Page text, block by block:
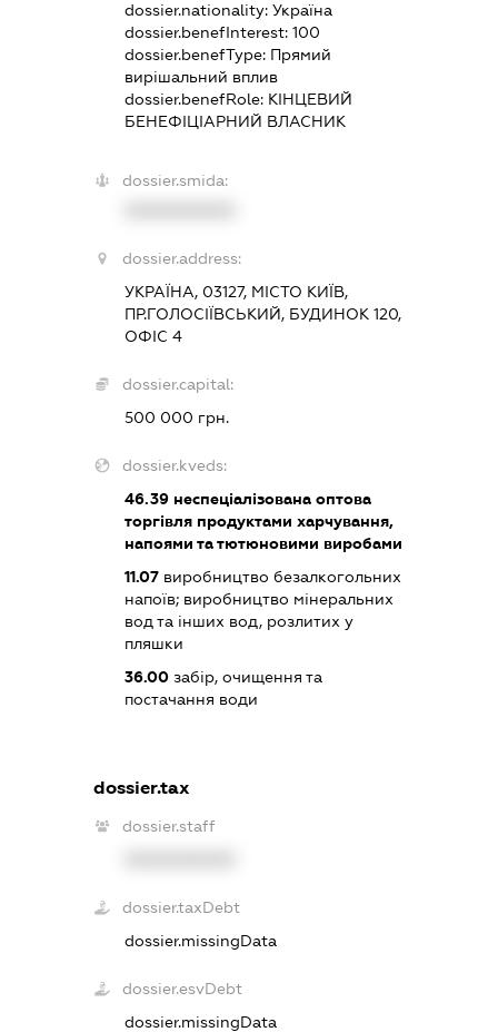
dossier.nationality:Україна
dossier.benefInterest:100
dossier.benefType: Прямий
вирішальний вплив
dossier.benefRole: КІНЦЕВИЙ
БЕНЕФІЦІАРНИЙ ВЛАСНИК
dossier.smida:
dossier.address:
УКРАЇНА, 03127, МІСТО КИЇВ,
ПР.ГОЛОСІЇВСЬКИЙ, БУДИНОК 120,
ОФІС 4
dossier.capital:
500 000 грн.
dossier.kveds:
46.39 неспеціалізована оптова
торгівля продуктами харчування,
напоями та тютюновими виробами
11.07 виробництво безалкогольних
напоїв; виробництво мінеральних
вод та інших вод, розлитих у
пляшки
36.00 забір, очищення та
постачання води
dossier.tax
dossier.staff
dossier.taxDebt
dossier.missingData
dossier.esvDebt
dossier.missingData